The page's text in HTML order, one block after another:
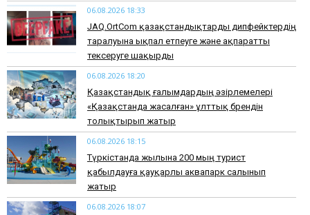
06.08.2026 18:33
JAQ.OrtCom қазақстандықтарды дипфейктердің
таралуына ықпал етпеуге және ақпаратты
тексеруге шақырды
06.08.2026 18:20
Қазақстандық ғалымдардың әзірлемелері
«Қазақстанда жасалған» ұлттық брендін
толықтырып жатыр
06.08.2026 18:15
Түркістанда жылына 200 мың турист
қабылдауға қауқарлы аквапарк салынып
жатыр
06.08.2026 18:07